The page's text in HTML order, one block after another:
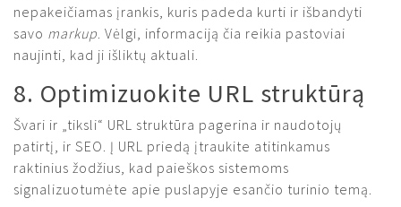
nepakeičiamas įrankis, kuris padeda kurti ir išbandyti
savo markup . Vėlgi, informaciją čia reikia pastoviai
naujinti, kad ji išliktų aktuali.
8. Optimizuokite URL struktūrą
Švari ir „tiksli“ URL struktūra pagerina ir naudotojų
patirtį, ir SEO. Į URL priedą įtraukite atitinkamus
raktinius žodžius, kad paieškos sistemoms
signalizuotumėte apie puslapyje esančio turinio temą.